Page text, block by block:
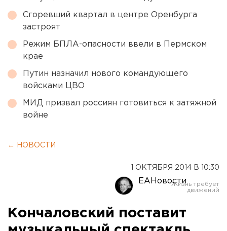
Сгоревший квартал в центре Оренбурга
застроят
Режим БПЛА-опасности ввели в Пермском
крае
Путин назначил нового командующего
войсками ЦВО
МИД призвал россиян готовиться к затяжной
войне
← НОВОСТИ
1 ОКТЯБРЯ 2014 В 10:30
ЕАНовости
Кончаловский поставит